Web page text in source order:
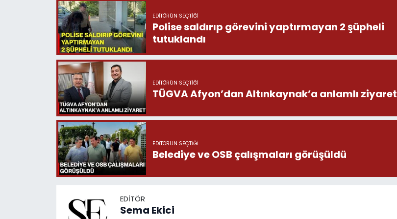
EDITÖRÜN SEÇTIĞI
Polise saldırıp görevini yaptırmayan 2 şüpheli
tutuklandı
EDITÖRÜN SEÇTIĞI
TÜGVA Afyon’dan Altınkaynak’a anlamlı ziyaret
EDITÖRÜN SEÇTIĞI
Belediye ve OSB çalışmaları görüşüldü
EDITÖR
Sema Ekici